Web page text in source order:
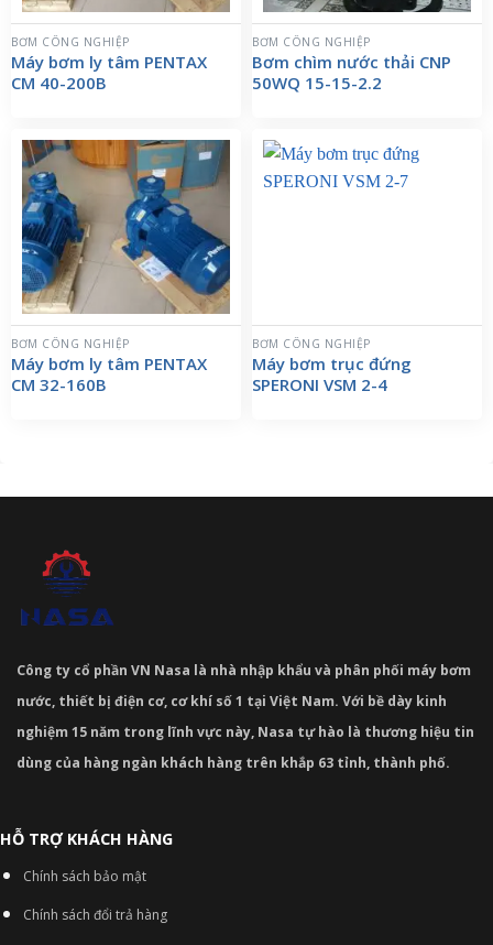
BƠM CÔNG NGHIỆP
Máy bơm ly tâm PENTAX
CM 40-200B
BƠM CÔNG NGHIỆP
Bơm chìm nước thải CNP
50WQ 15-15-2.2
BƠM CÔNG NGHIỆP
Máy bơm ly tâm PENTAX
CM 32-160B
BƠM CÔNG NGHIỆP
Máy bơm trục đứng
SPERONI VSM 2-4
Công ty cổ phần VN Nasa là nhà nhập khẩu và phân phối máy bơm
nước, thiết bị điện cơ, cơ khí số 1 tại Việt Nam. Với bề dày kinh
nghiệm 15 năm trong lĩnh vực này, Nasa tự hào là thương hiệu tin
dùng của hàng ngàn khách hàng trên khắp 63 tỉnh, thành phố.
HỖ TRỢ KHÁCH HÀNG
Chính sách bảo mật
Chính sách đổi trả hàng